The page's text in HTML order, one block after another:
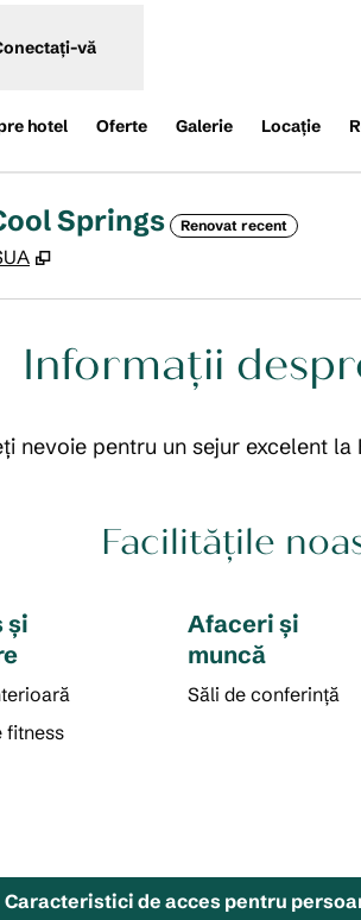
vă
hotel Oferte Galerie Locaţie
Springs Renovat recent
,
Informații
nevoie pentru un sejur excelent
Facilităţile
şi
fitness
Afaceri și
muncă
Săli de conferință
Caracteristici de acces pentru